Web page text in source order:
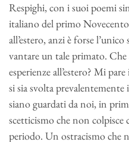
Respighi, con i suoi poemi
italiano del primo
all’estero, anzi è forse
vantare un tale primato.
esperienze all’estero? Mi
si sia svolta
siano guardati da noi, in
scetticismo che non colpisce
periodo. Un ostracismo che